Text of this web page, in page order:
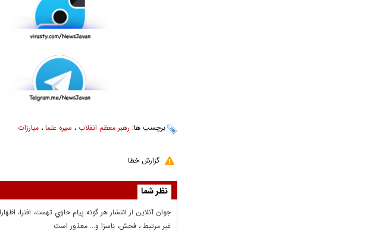
برچسب ها: رهبر معظم انقلاب ، سیره علما، مبارزات
گزارش خطا
نظر شما
جوان آنلاين از انتشار هر گونه پيام حاوي تهمت، افترا،
غير مرتبط ، فحش، ناسزا و... معذور است